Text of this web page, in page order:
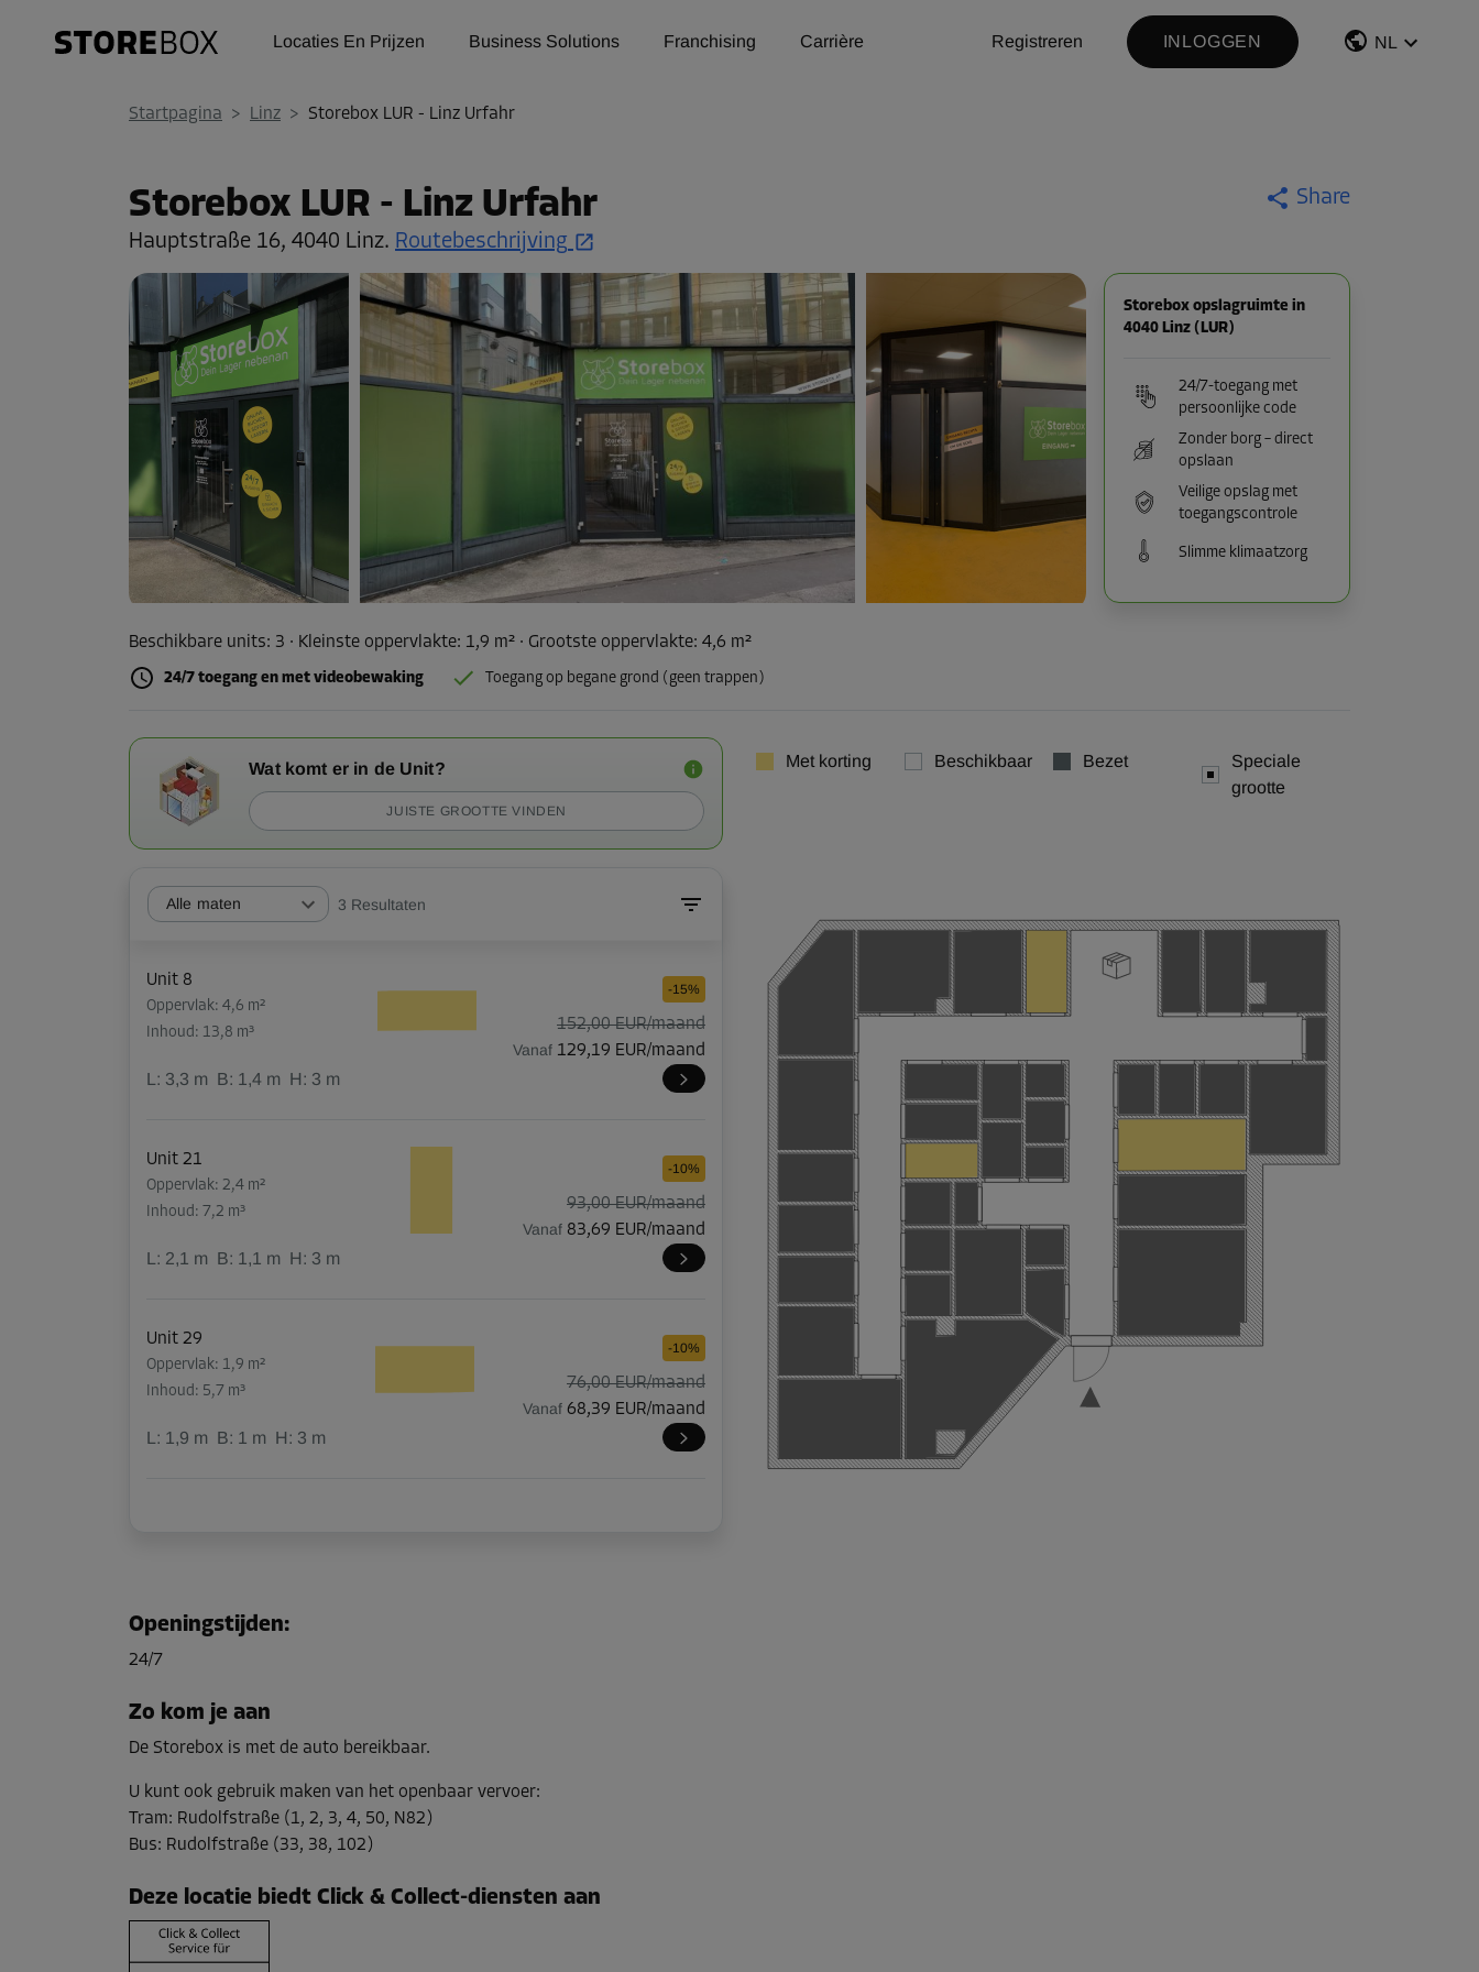
Locaties En Prijzen Business Solutions Franchising Carrière Registreren INLOGGEN NL
Startpagina > Linz > Storebox LUR - Linz Urfahr
Storebox LUR - Linz Urfahr
Hauptstraße 16, 4040 Linz. Routebeschrijving
Share
Storebox opslagruimte in
4040 Linz (LUR)
24/7-toegang met
persoonlijke code
Zonder borg – direct
opslaan
Veilige opslag met
toegangscontrole
Slimme klimaatzorg
Beschikbare units: 3 · Kleinste oppervlakte: 1,9 m² · Grootste oppervlakte: 4,6 m²
24/7 toegang en met videobewaking Toegang op begane grond (geen trappen)
Wat komt er in de Unit?
JUISTE GROOTTE VINDEN
Alle maten 3 Resultaten
Unit 8
Oppervlak: 4,6 m²
Inhoud: 13,8 m³
L: 3,3 m B: 1,4 m H: 3 m
-15%
152,00 EUR/maand
Vanaf 129,19 EUR/maand
Unit 21
Oppervlak: 2,4 m²
Inhoud: 7,2 m³
L: 2,1 m B: 1,1 m H: 3 m
-10%
93,00 EUR/maand
Vanaf 83,69 EUR/maand
Unit 29
Oppervlak: 1,9 m²
Inhoud: 5,7 m³
L: 1,9 m B: 1 m H: 3 m
-10%
76,00 EUR/maand
Vanaf 68,39 EUR/maand
Met korting Beschikbaar Bezet
Speciale
grootte
Openingstijden:
24/7
Zo kom je aan
De Storebox is met de auto bereikbaar.
U kunt ook gebruik maken van het openbaar vervoer:
Tram: Rudolfstraße (1, 2, 3, 4, 50, N82)
Bus: Rudolfstraße (33, 38, 102)
Deze locatie biedt Click & Collect-diensten aan